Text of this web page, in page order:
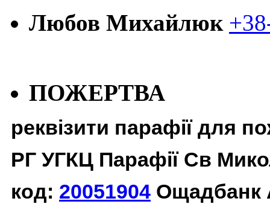
Любов Михайлюк
ПОЖЕРТВА
реквізити парафії для
РГ УГКЦ Парафії Св
код: 20051904 Ощадбанк